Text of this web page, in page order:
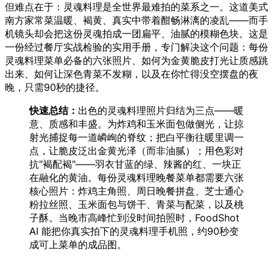
但难点在于：灵魂料理是全世界最难拍的菜系之一。这道美式
南方家常菜温暖、褐黄、真实中带着酣畅淋漓的凌乱——而手
机镜头却会把这份灵魂拍成一团扁平、油腻的模糊色块。这是
一份经过餐厅实战检验的实用手册，专门解决这个问题：每份
灵魂料理菜单必备的六张照片、如何为金黄脆皮打光让质感跳
出来、如何让深色青菜不发糊，以及在你忙得没空摆盘的夜
晚，只需90秒的捷径。
快速总结： 出色的灵魂料理照片归结为三点——暖
意、质感和丰盛。为炸鸡和玉米面包做侧光，让掠
射光捕捉每一道嶙峋的脊纹；把白平衡往暖里调一
点，让脆皮泛出金黄光泽（而非油腻）；用色彩对
抗"褐配褐"——羽衣甘蓝的绿、辣酱的红、一块正
在融化的黄油。每份灵魂料理晚餐菜单都需要六张
核心照片：炸鸡主角照、周日晚餐拼盘、芝士通心
粉拉丝照、玉米面包与饼干、青菜与配菜，以及桃
子酥。当晚市高峰忙到没时间拍照时，FoodShot
AI 能把你真实拍下的灵魂料理手机照，约90秒变
成可上菜单的成品图。